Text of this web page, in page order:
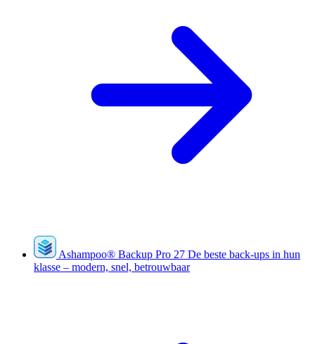
Ashampoo® Backup Pro 27 De beste back-ups in hun
klasse – modern, snel, betrouwbaar